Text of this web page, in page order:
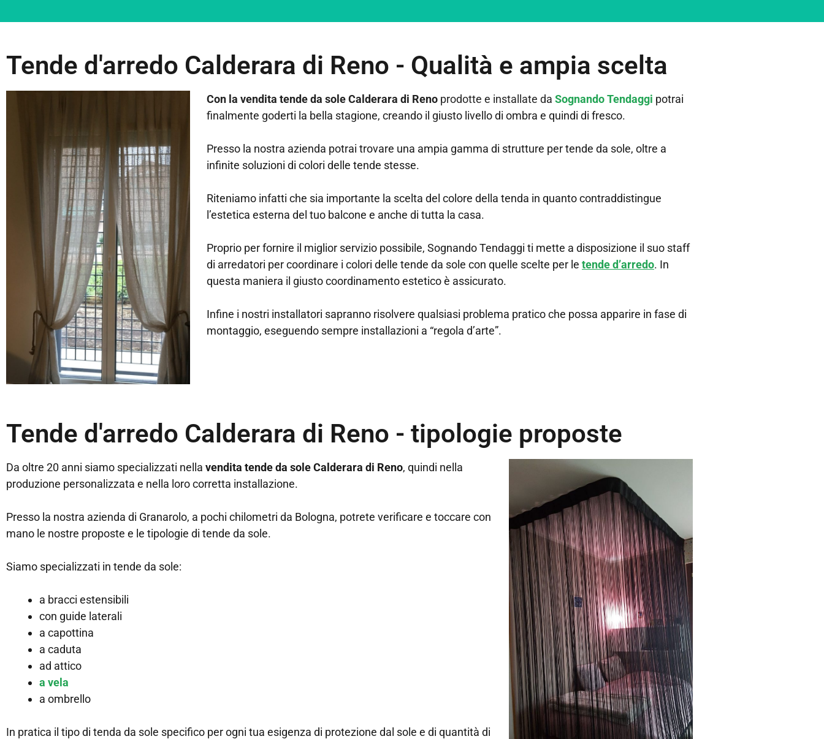
Tende d'arredo Calderara di Reno - Qualità e ampia scelta
Con la vendita tende da sole Calderara di Reno prodotte e installate da Sognando Tendaggi potrai
finalmente goderti la bella stagione, creando il giusto livello di ombra e quindi di fresco.
Presso la nostra azienda potrai trovare una ampia gamma di strutture per tende da sole, oltre a
infinite soluzioni di colori delle tende stesse.
Riteniamo infatti che sia importante la scelta del colore della tenda in quanto contraddistingue
l’estetica esterna del tuo balcone e anche di tutta la casa.
Proprio per fornire il miglior servizio possibile, Sognando Tendaggi ti mette a disposizione il suo staff
di arredatori per coordinare i colori delle tende da sole con quelle scelte per le tende d’arredo. In
questa maniera il giusto coordinamento estetico è assicurato.
Infine i nostri installatori sapranno risolvere qualsiasi problema pratico che possa apparire in fase di
montaggio, eseguendo sempre installazioni a “regola d’arte”.
Tende d'arredo Calderara di Reno - tipologie proposte
Da oltre 20 anni siamo specializzati nella vendita tende da sole Calderara di Reno, quindi nella
produzione personalizzata e nella loro corretta installazione.
Presso la nostra azienda di Granarolo, a pochi chilometri da Bologna, potrete verificare e toccare con
mano le nostre proposte e le tipologie di tende da sole.
Siamo specializzati in tende da sole:
a bracci estensibili
con guide laterali
a capottina
a caduta
ad attico
a vela
a ombrello
In pratica il tipo di tenda da sole specifico per ogni tua esigenza di protezione dal sole e di quantità di